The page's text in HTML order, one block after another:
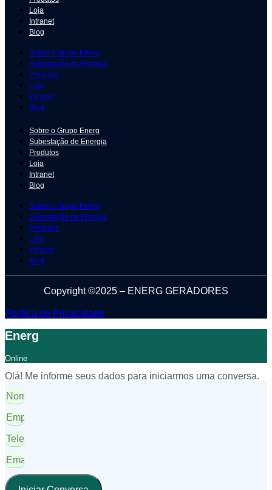
Loja
Intranet
Blog
Sobre o Grupo Energ
Subestação de Energia
Produtos
Loja
Intranet
Blog
Sobre o Grupo Energ
Subestação de Energia
Produtos
Loja
Intranet
Blog
Sobre o Grupo Energ
Subestação de Energia
Produtos
Loja
Intranet
Blog
Copyright ©2025 – ENERG GERADORES
Política de Privacidade
Energ
Online
Olá! Me informe seus dados para iniciarmos uma conversa.